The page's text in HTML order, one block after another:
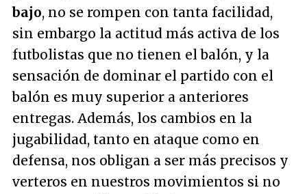
bajo, no se rompen con tanta facilidad,
sin embargo la actitud más activa de los
futbolistas que no tienen el balón, y la
sensación de dominar el partido con el
balón es muy superior a anteriores
entregas. Además, los cambios en la
jugabilidad, tanto en ataque como en
defensa, nos obligan a ser más precisos y
verteros en nuestros movimientos si no